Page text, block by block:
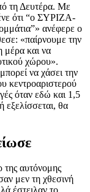
τη Δευτέρα. Με
ότι “ο ΣΥΡΙΖΑ-
ανέφερε ο
«παίρνουμε την
μέρα και να
χώρου».
να χάσει την
κεντροαριστερού
όταν εδώ και 1,5
θα
της αυτόνομης
μεν τη χθεσινή